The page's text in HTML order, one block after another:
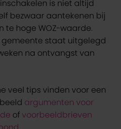
is niet altijd
bezwaar aantekenen bij
te hoge WOZ-waarde.
staat uitgelegd
na ontvangst van
veel tips vinden voor een
argumenten voor
ofvoorbeeldbrieven